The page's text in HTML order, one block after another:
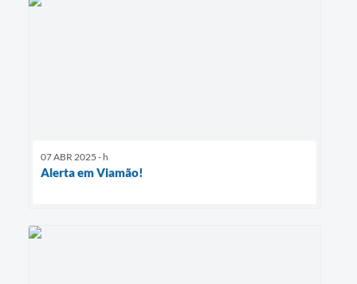
07 ABR 2025 - h
Alerta em Viamão!